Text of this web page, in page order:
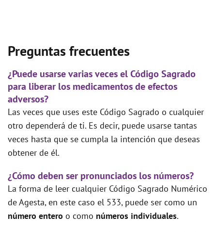
Preguntas frecuentes
¿Puede usarse varias veces el Código Sagrado
para liberar los medicamentos de efectos
adversos?
Las veces que uses este Código Sagrado o cualquier
otro dependerá de ti. Es decir, puede usarse tantas
veces hasta que se cumpla la intención que deseas
obtener de él.
¿Cómo deben ser pronunciados los números?
La forma de leer cualquier Código Sagrado Numérico
de Agesta, en este caso el 533, puede ser como un
número entero o como números individuales.